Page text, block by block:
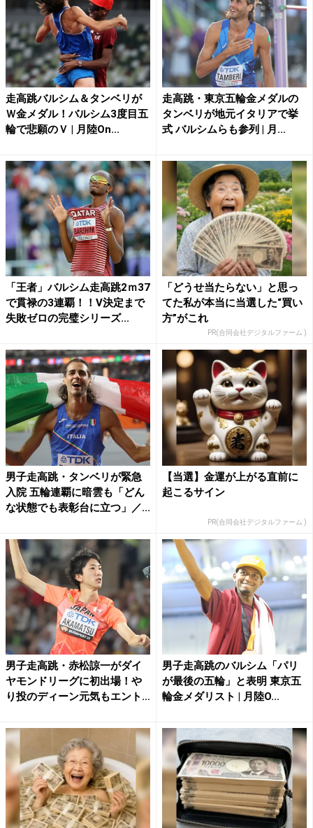
走高跳バルシム＆タンベリが
Ｗ金メダル！バルシム3度目五
輪で悲願のＶ | 月陸On...
走高跳・東京五輪金メダルの
タンベリが地元イタリアで挙
式 バルシムらも参列 | 月...
「王者」バルシム走高跳2ｍ37
で貫禄の3連覇！！V決定まで
失敗ゼロの完璧シリーズ...
「どうせ当たらない」と思っ
てた私が本当に当選した“買い
方”がこれ
PR(合同会社デジタルファーム )
男子走高跳・タンベリが緊急
入院 五輪連覇に暗雲も「どん
な状態でも表彰台に立つ」／...
【当選】金運が上がる直前に
起こるサイン
PR(合同会社デジタルファーム )
男子走高跳・赤松諒一がダイ
ヤモンドリーグに初出場！や
り投のディーン元気もエント
男子走高跳のバルシム「パリ
が最後の五輪」と表明 東京五
輪金メダリスト | 月陸O...